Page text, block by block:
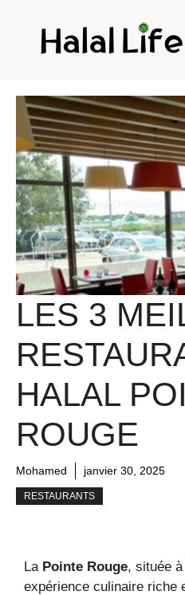
LES 3
HALAL
ROUGE
Mohamed janvier 30, 2025
RESTAURANTS
La Pointe Rouge, située
expérience culinaire riche